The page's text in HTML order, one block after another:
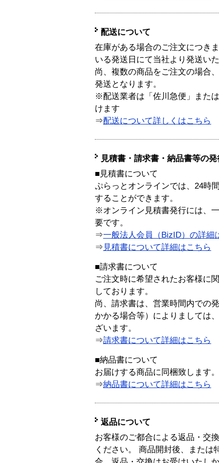
配送について
在庫がある場合のご注文につき
いる発送日にて当社より発送い
尚、複数の商品をご注文の場合
発送となります。
※配送業者は「佐川急便」また
けます
⇒配送について詳しくはこちら
見積書・請求書・納品書等の
■見積書について
ぷらっとオンラインでは、24時
することができます。
※オンライン見積書発行には、
要です。
⇒一般法人会員（BizID）の詳細
⇒ 見積書について詳細はこちら
■請求書について
ご注文時に希望されたお客様に
しております。
尚、請求書は、営業時間内での
かかる場合等）によりましては
ざいます。
⇒請求書について詳細はこちら
■納品書について
お届けする商品に同梱致します。
⇒納品書について詳細はこちら
返品について
お客様のご都合による返品・交
ください。 商品開封後、または